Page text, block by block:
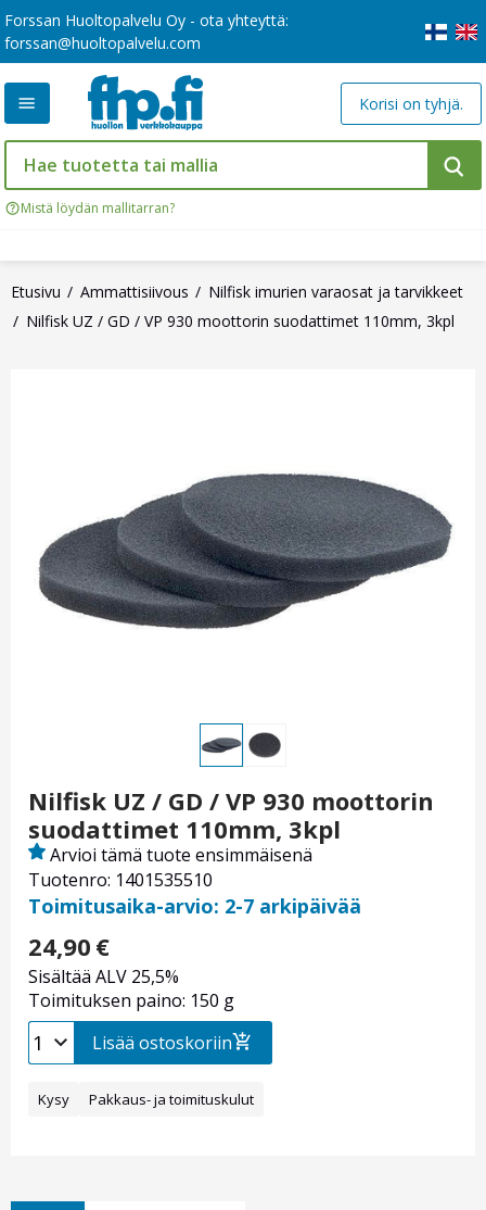
Forssan Huoltopalvelu Oy - ota yhteyttä:
forssan@huoltopalvelu.com
Mistä löydän mallitarran?
Korisi on tyhjä.
Etusivu Ammattisiivous
Nilfisk imurien varaosat ja tarvikkeet
Nilfisk UZ / GD / VP 930 moottorin suodattimet 110mm, 3kpl
Nilfisk UZ / GD / VP 930 moottorin
suodattimet 110mm, 3kpl
Tuotenro: 1401535510
Arvioi tämä tuote ensimmäisenä
Toimitusaika-arvio: 2-7 arkipäivää
24,90 €
Sisältää ALV 25,5%
Toimituksen paino: 150 g
Lisää ostoskoriin
Kysy Pakkaus- ja toimituskulut